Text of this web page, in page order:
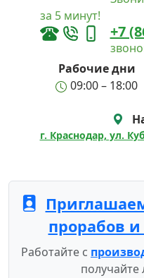
за 5 минут!
+7
Рабочие дни
09:00 – 18:00
г. Краснодар, ул.
прорабов
Работайте с
получайте